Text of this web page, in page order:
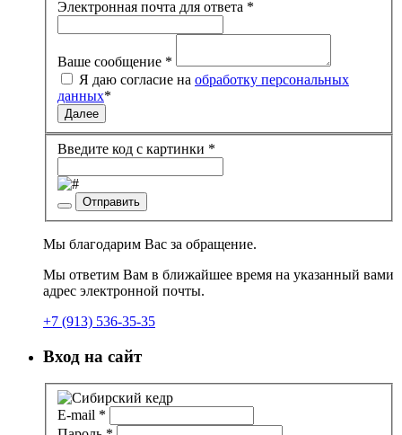
Электронная почта для ответа *
Ваше сообщение *
Я даю согласие на обработку персональных
данных*
Далее
Введите код с картинки *
Отправить
Мы благодарим Вас за обращение.
Мы ответим Вам в ближайшее время на указанный вами
адрес электронной почты.
+7 (913) 536-35-35
Вход на сайт
E-mail *